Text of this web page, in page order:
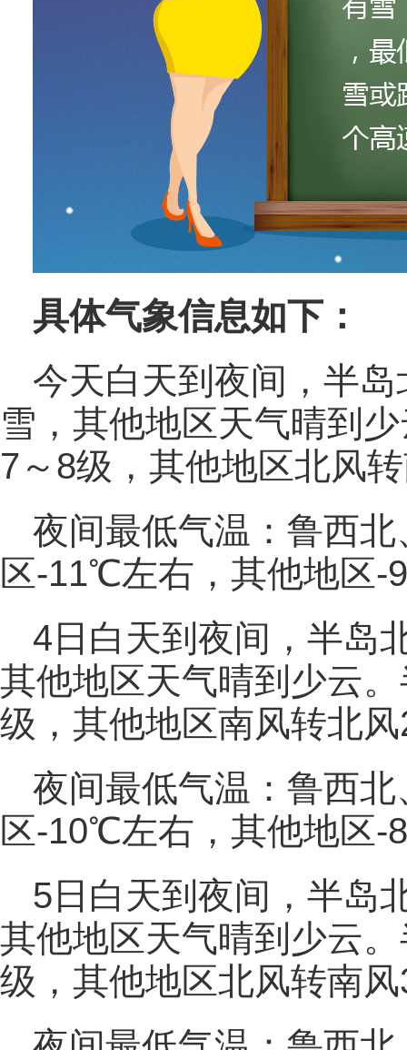
具体气象信息如下：
今天白天到夜间，半
雪，其他地区天气晴到
7～8级，其他地区北风
夜间最低气温：鲁西
区-11℃左右，其他地区-
4日白天到夜间，半岛
其他地区天气晴到少云
级，其他地区南风转北
夜间最低气温：鲁西
区-10℃左右，其他地区-
5日白天到夜间，半岛
其他地区天气晴到少云
级，其他地区北风转南